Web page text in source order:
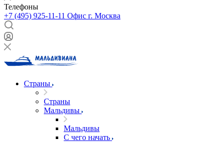
Телефоны
+7 (495) 925-11-11 Офис г. Москва
Страны
Страны
Мальдивы
Мальдивы
С чего начать